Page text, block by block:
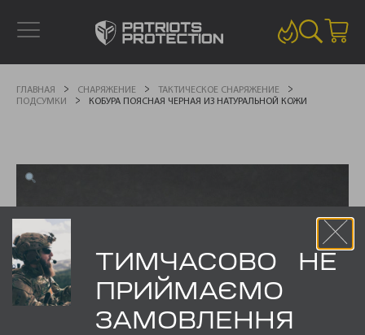
ГЛАВНАЯ СНАРЯЖЕНИЕ
ТАКТИЧЕСКОЕ СНАРЯЖЕНИЕ
ПОДСУМКИ
КОБУРА ПОЯСНАЯ ЧЕРНАЯ ИЗ НАТУРАЛЬНОЙ КОЖИ
ТИМЧАСОВО НЕ
ПРИЙМАЄМО
ЗАМОВЛЕННЯ